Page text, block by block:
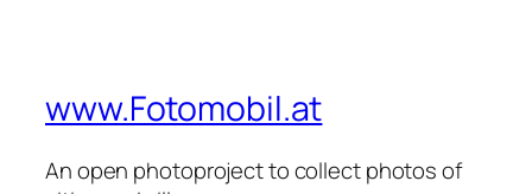
www.Fotomobil.at
An open photoproject to collect photos of